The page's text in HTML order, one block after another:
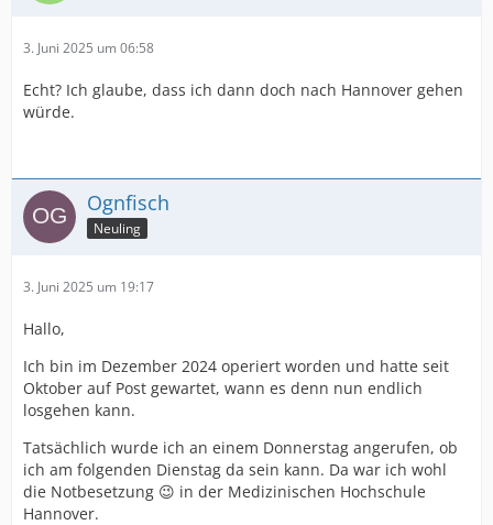
3. Juni 2025 um 06:58
Echt? Ich glaube, dass ich dann doch nach Hannover gehen
würde.
Ognfisch
Neuling
3. Juni 2025 um 19:17
Hallo,
Ich bin im Dezember 2024 operiert worden und hatte seit
Oktober auf Post gewartet, wann es denn nun endlich
losgehen kann.
Tatsächlich wurde ich an einem Donnerstag angerufen, ob
ich am folgenden Dienstag da sein kann. Da war ich wohl
die Notbesetzung 😉 in der Medizinischen Hochschule
Hannover.